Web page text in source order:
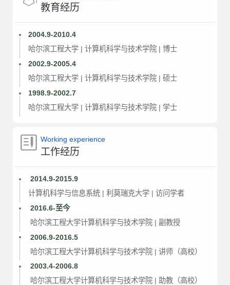
教育经历
2004.9-2010.4
哈尔滨工程大学 | 计算机科学与技术学院 | 博士
2002.9-2005.4
哈尔滨工程大学 | 计算机科学与技术学院 | 硕士
1998.9-2002.7
哈尔滨工程大学 | 计算机科学与技术学院 | 学士
Working experience
工作经历
2014.9-2015.9
计算机科学与信息系统 | 利莫瑞克大学 | 访问学者
2016.6-至今
哈尔滨工程大学计算机科学与技术学院 | 副教授
2006.9-2016.5
哈尔滨工程大学计算机科学与技术学院 | 讲师（高校）
2003.4-2006.8
哈尔滨工程大学计算机科学与技术学院 | 助教（高校）